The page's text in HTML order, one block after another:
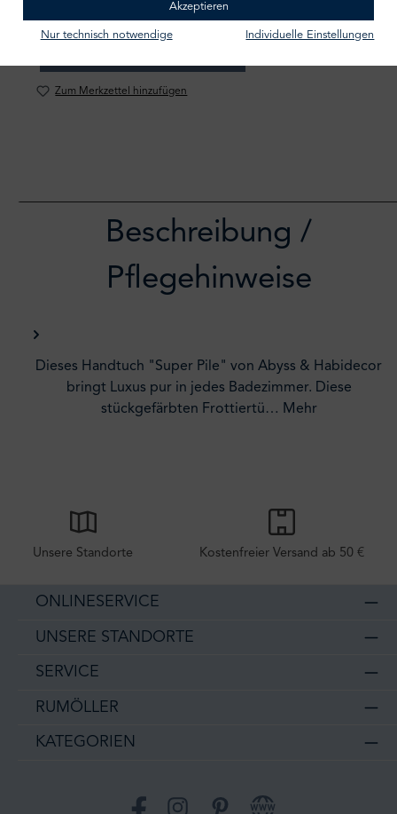
Zum Merkzettel hinzufügen
Beschreibung /
Pflegehinweise
Dieses Handtuch "Super Pile" von Abyss & Habidecor
bringt Luxus pur in jedes Badezimmer. Diese
stückgefärbten Frottiertü… Mehr
Unsere Standorte Kostenfreier Versand ab 50 €
ONLINESERVICE
UNSERE STANDORTE
SERVICE
RUMÖLLER
KATEGORIEN
Akzeptieren
Nur technisch notwendige Individuelle Einstellungen